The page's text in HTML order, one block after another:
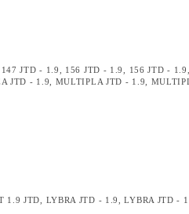
147 JTD - 1.9, 156 JTD - 1.9, 156 JTD - 1.9
JTD - 1.9, MULTIPLA JTD - 1.9,
1.9 JTD, LYBRA JTD - 1.9,LYBRA JTD -